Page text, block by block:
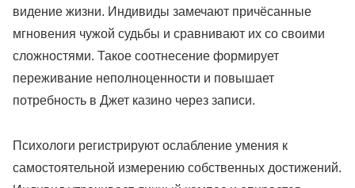
видение жизни. Индивиды замечают причёсанные
мгновения чужой судьбы и сравнивают их со своими
сложностями. Такое соотнесение формирует
переживание неполноценности и повышает
потребность в Джет казино через записи.
Психологи регистрируют ослабление умения к
самостоятельной измерению собственных достижений.